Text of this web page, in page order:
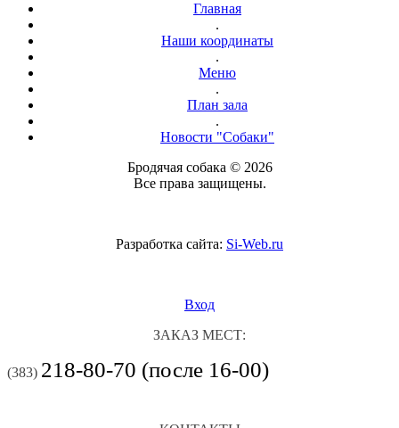
Главная
.
Наши координаты
.
Меню
.
План зала
.
Новости "Собаки"
Бродячая собака © 2026
Все права защищены.
Разработка сайта: Si-Web.ru
Вход
ЗАКАЗ МЕСТ:
(383) 218-80-70 (после 16-00)